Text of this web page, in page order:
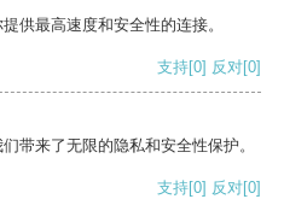
供最高速度和安全性的连接。
支持[0] 反对[0]
带来了无限的隐私和安全性保护。
支持[0] 反对[0]